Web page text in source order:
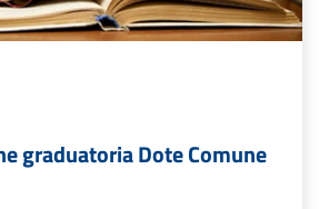
graduatoria Dote Comune